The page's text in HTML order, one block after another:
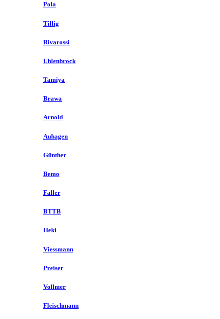
Pola
Tillig
Rivarossi
Uhlenbrock
Tamiya
Brawa
Arnold
Auhagen
Günther
Bemo
Faller
BTTB
Heki
Viessmann
Preiser
Vollmer
Fleischmann